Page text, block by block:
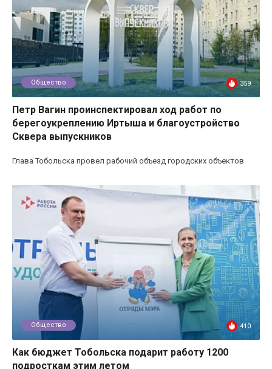
Общество 359
Петр Вагин проинспектировал ход работ по
берегоукреплению Иртыша и благоустройство
Сквера выпускников
Глава Тобольска провел рабочий объезд городских объектов
Общество 410
Как бюджет Тобольска подарит работу 1200
подросткам этим летом